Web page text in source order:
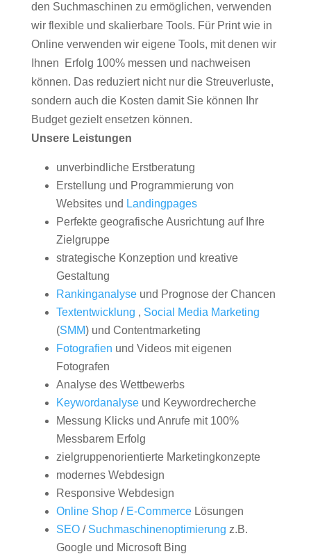
den Suchmaschinen zu ermöglichen, verwenden
wir flexible und skalierbare Tools. Für Print wie in
Online verwenden wir eigene Tools, mit denen wir
Ihnen Erfolg 100% messen und nachweisen
können. Das reduziert nicht nur die Streuverluste,
sondern auch die Kosten damit Sie können Ihr
Budget gezielt ensetzen können.
Unsere Leistungen
unverbindliche Erstberatung
Erstellung und Programmierung von
Websites und Landingpages
Perfekte geografische Ausrichtung auf Ihre
Zielgruppe
strategische Konzeption und kreative
Gestaltung
Rankinganalyseund Prognose der Chancen
Textentwicklung , Social Media Marketing
(SMM) und Contentmarketing
Fotografien und Videos mit eigenen
Fotografen
Analyse des Wettbewerbs
Keywordanalyseund Keywordrecherche
Messung Klicks und Anrufe mit 100%
Messbarem Erfolg
zielgruppenorientierte Marketingkonzepte
modernes Webdesign
Responsive Webdesign
Online Shop/ E-CommerceLösungen
SEO/ Suchmaschinenoptimierung z.B.
Google und Microsoft Bing